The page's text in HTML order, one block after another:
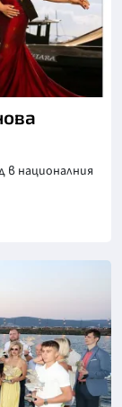
в националния